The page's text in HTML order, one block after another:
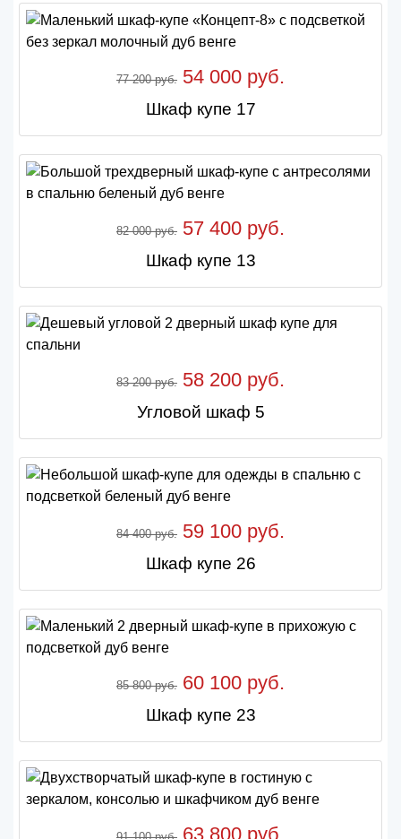
77 200 руб. 54 000 руб.
Шкаф купе 17
82 000 руб. 57 400 руб.
Шкаф купе 13
83 200 руб. 58 200 руб.
Угловой шкаф 5
84 400 руб. 59 100 руб.
Шкаф купе 26
85 800 руб. 60 100 руб.
Шкаф купе 23
63 800 руб.